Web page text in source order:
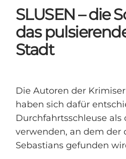
Essen &
Tickets kaufen
Plane deine Reise
SLUSEN – die
das
Stadt
Die Autoren der
haben sich dafür
Durchfahrtsschleuse als
verwenden, an dem der
Sebastians gefunden